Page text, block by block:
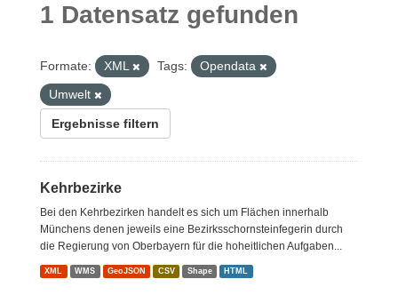
1 Datensatz gefunden
Formate: XML Tags:
Opendata
Umwelt
Ergebnisse filtern
Kehrbezirke
Bei den Kehrbezirken handelt es sich um Flächen innerhalb
Münchens denen jeweils eine Bezirksschornsteinfegerin durch
die Regierung von Oberbayern für die hoheitlichen Aufgaben...
XML WMS GeoJSON CSV Shape HTML